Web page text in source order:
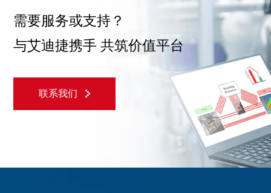
需要服务或支持？
与艾迪捷携手 共筑价值平台
联系我们